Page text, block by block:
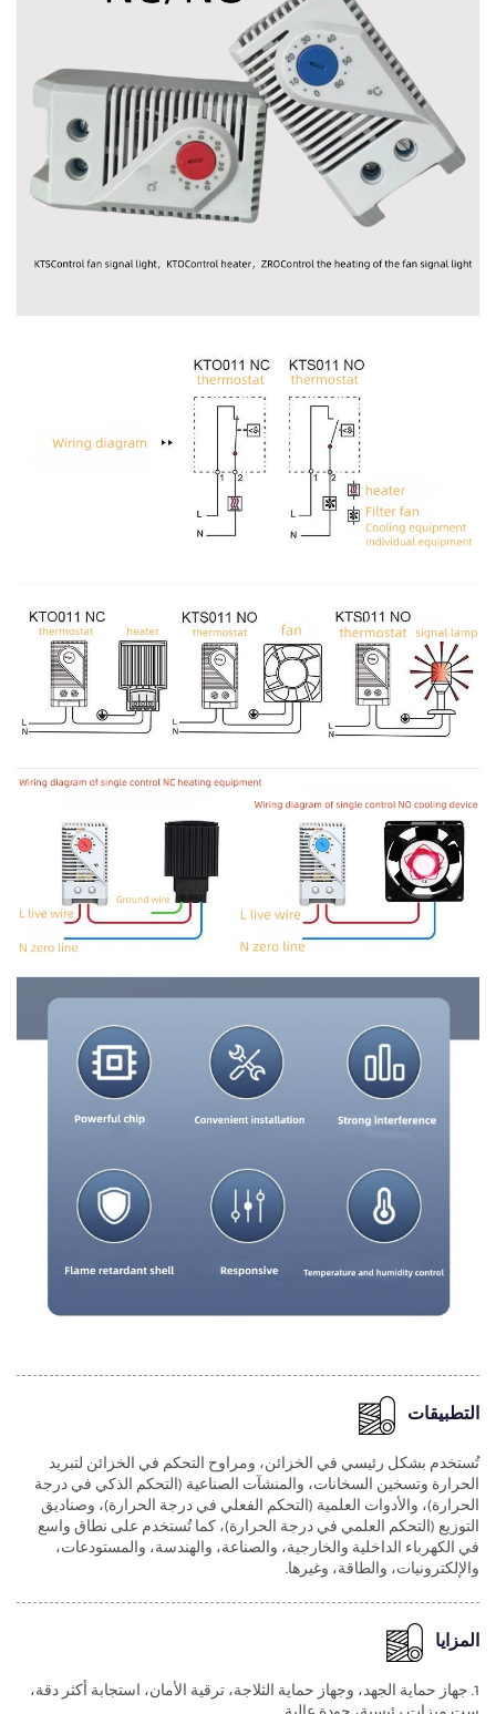
التطبيقات
تُستخدم بشكل رئيسي في الخزائن، ومراوح التحكم في الخزائن لتبريد
الحرارة وتسخين السخانات، والمنشآت الصناعية (التحكم الذكي في درجة
الحرارة)، والأدوات العلمية (التحكم الفعلي في درجة الحرارة)، وصناديق
التوزيع (التحكم العلمي في درجة الحرارة)، كما تُستخدم على نطاق واسع
في الكهرباء الداخلية والخارجية، والصناعة، والهندسة، والمستودعات،
والإلكترونيات، والطاقة، وغيرها.
المزايا
1. جهاز حماية الجهد، وجهاز حماية الثلاجة، ترقية الأمان، استجابة أكثر دقة،